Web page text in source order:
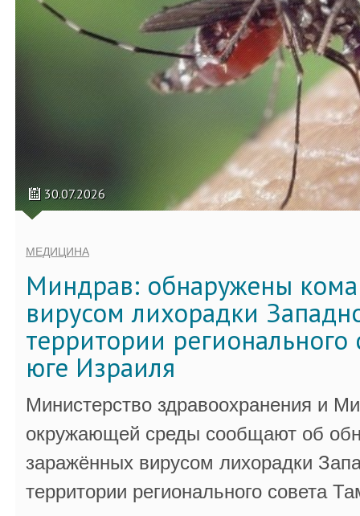
30.07.2026
МЕДИЦИНА
Миндрав: обнаружены
вирусом лихорадки
территории регионального
юге Израиля
Министерство здравоохранения и
окружающей среды сообщают об
заражённых вирусом лихорадки
территории регионального совета